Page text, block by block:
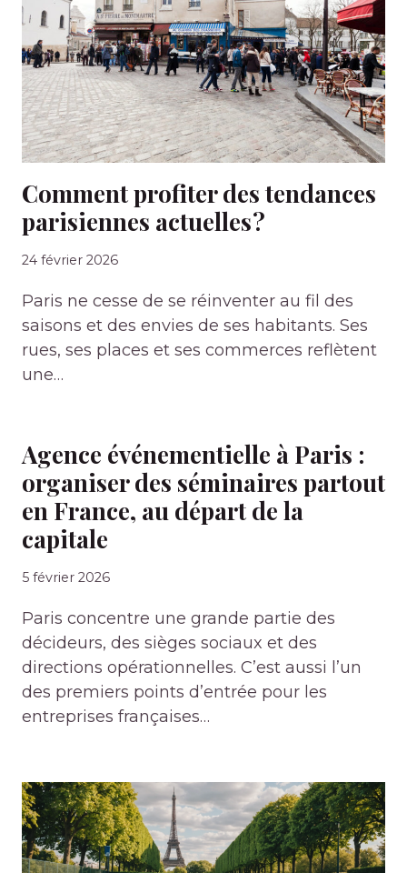
Comment profiter des tendances
parisiennes actuelles ?
24 février 2026
Paris ne cesse de se réinventer au fil des
saisons et des envies de ses habitants. Ses
rues, ses places et ses commerces reflètent
une…
Agence événementielle à Paris :
organiser des séminaires partout
en France, au départ de la
capitale
5 février 2026
Paris concentre une grande partie des
décideurs, des sièges sociaux et des
directions opérationnelles. C’est aussi l’un
des premiers points d’entrée pour les
entreprises françaises…